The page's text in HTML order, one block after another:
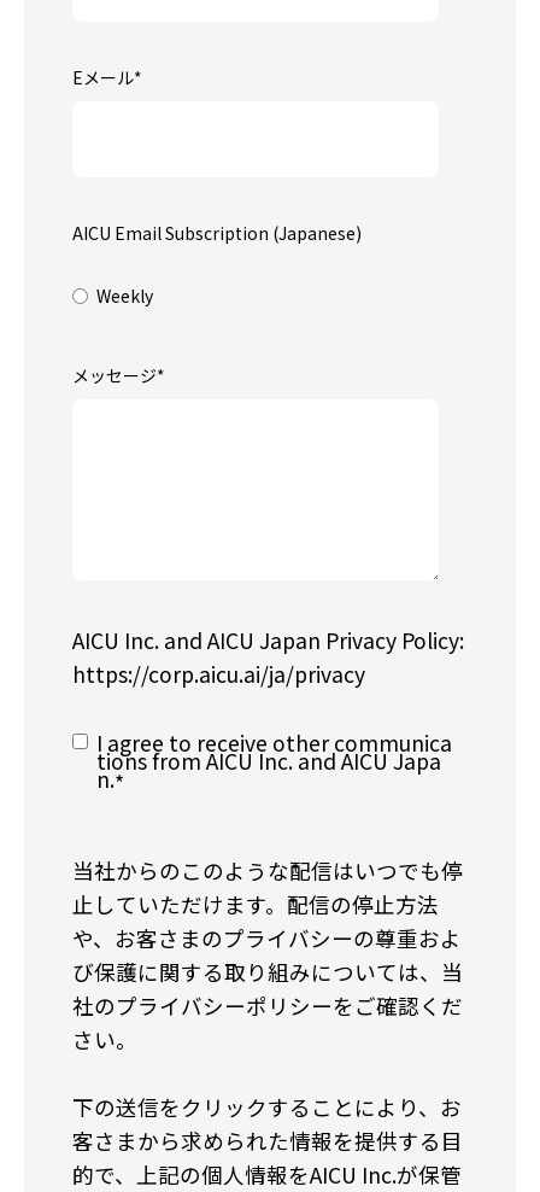
Eメール*
AICU Email Subscription (Japanese)
Weekly
メッセージ*
AICU Inc. and AICU Japan Privacy Policy:
https://corp.aicu.ai/ja/privacy
I agree to receive other communica
tions from AICU Inc. and AICU Japa
n.*
当社からのこのような配信はいつでも停
止していただけます。配信の停止方法
や、お客さまのプライバシーの尊重およ
び保護に関する取り組みについては、当
社のプライバシーポリシーをご確認くだ
さい。
下の送信をクリックすることにより、お
客さまから求められた情報を提供する目
的で、上記の個人情報をAICU Inc.が保管